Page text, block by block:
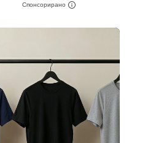
Добави в кошницата